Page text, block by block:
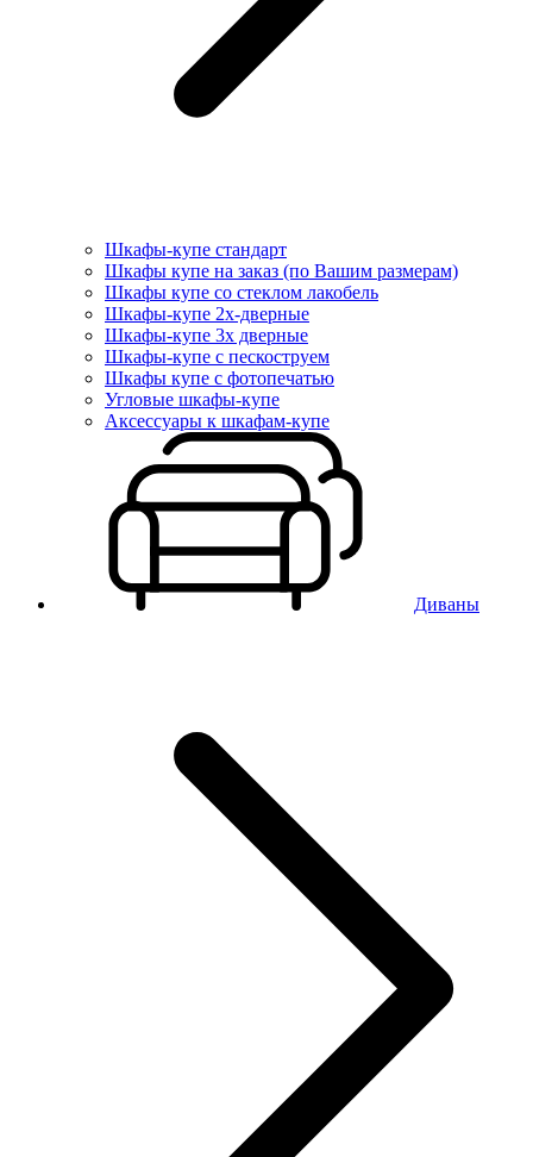
Шкафы-купе стандарт
Шкафы купе на заказ (по Вашим размерам)
Шкафы купе со стеклом лакобель
Шкафы-купе 2х-дверные
Шкафы-купе 3х дверные
Шкафы-купе с пескоструем
Шкафы купе с фотопечатью
Угловые шкафы-купе
Аксессуары к шкафам-купе
Диваны